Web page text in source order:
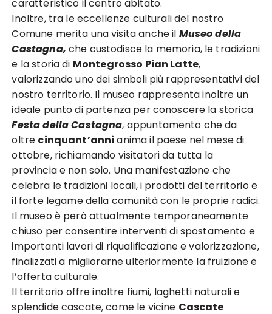
caratteristico il centro abitato.
Inoltre, tra le eccellenze culturali del nostro
Comune merita una visita anche il Museo della
Castagna, che custodisce la memoria, le tradizioni
e la storia di Montegrosso Pian Latte,
valorizzando uno dei simboli più rappresentativi del
nostro territorio. Il museo rappresenta inoltre un
ideale punto di partenza per conoscere la storica
Festa della Castagna, appuntamento che da
oltre cinquant’anni anima il paese nel mese di
ottobre, richiamando visitatori da tutta la
provincia e non solo. Una manifestazione che
celebra le tradizioni locali, i prodotti del territorio e
il forte legame della comunità con le proprie radici.
Il museo è però attualmente temporaneamente
chiuso per consentire interventi di spostamento e
importanti lavori di riqualificazione e valorizzazione,
finalizzati a migliorarne ulteriormente la fruizione e
l’offerta culturale.
Il territorio offre inoltre fiumi, laghetti naturali e
splendide cascate, come le vicine Cascate